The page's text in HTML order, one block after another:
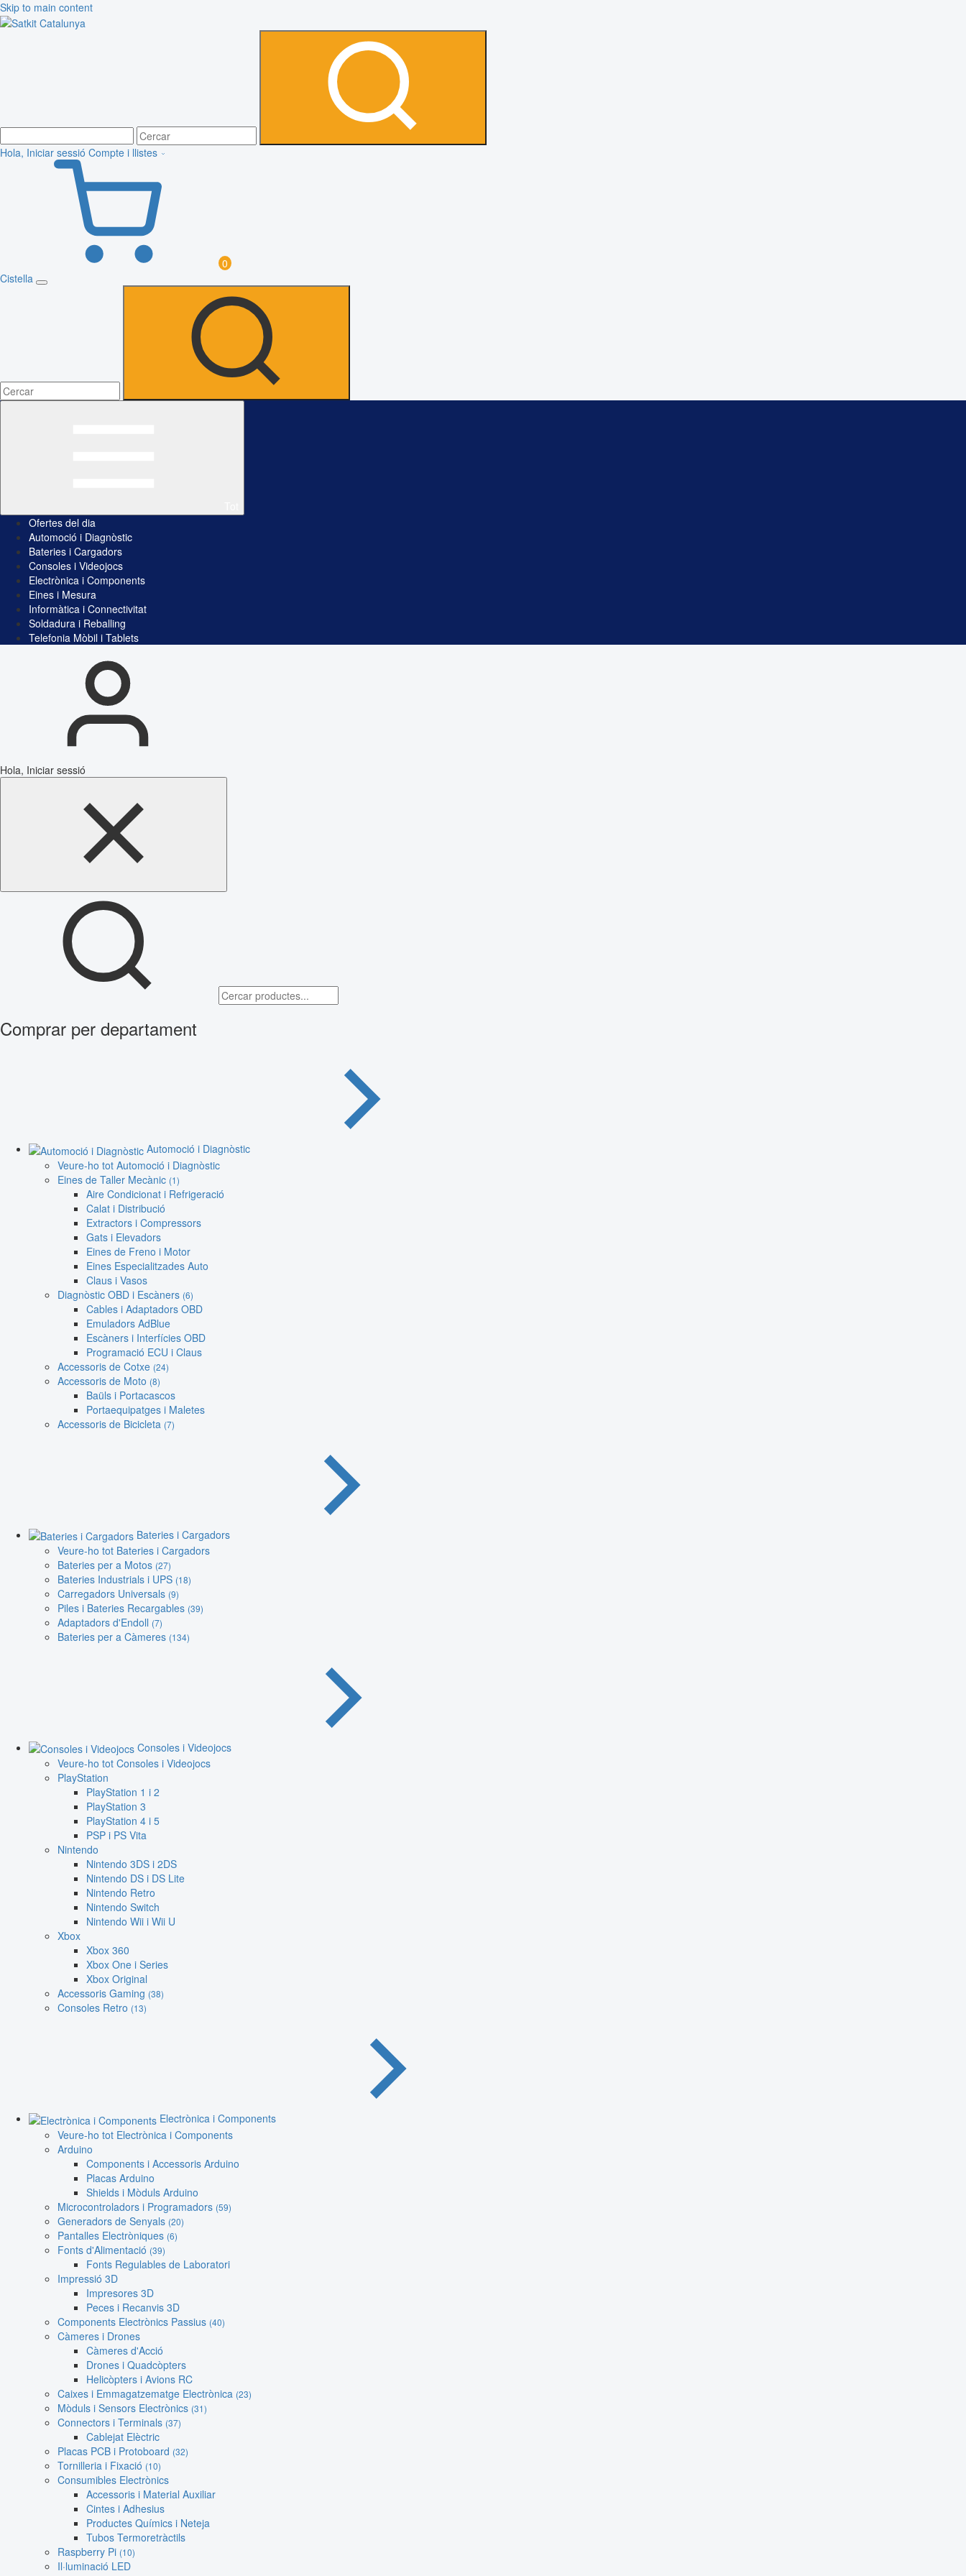
Skip to main content
Hola, Iniciar sessió Compte i llistes
0
Cistella
Ofertes del dia
Automoció i Diagnòstic
Bateries i Cargadors
Consoles i Videojocs
Electrònica i Components
Eines i Mesura
Informàtica i Connectivitat
Soldadura i Reballing
Telefonia Mòbil i Tablets
Hola, Iniciar sessió
Comprar per departament
Automoció i Diagnòstic
Veure-ho tot Automoció i Diagnòstic
Eines de Taller Mecànic (1)
Aire Condicionat i Refrigeració
Calat i Distribució
Extractors i Compressors
Gats i Elevadors
Eines de Freno i Motor
Eines Especialitzades Auto
Claus i Vasos
Diagnòstic OBD i Escàners (6)
Cables i Adaptadors OBD
Emuladors AdBlue
Escàners i Interfícies OBD
Programació ECU i Claus
Accessoris de Cotxe (24)
Accessoris de Moto (8)
Baüls i Portacascos
Portaequipatges i Maletes
Accessoris de Bicicleta (7)
Bateries i Cargadors
Veure-ho tot Bateries i Cargadors
Bateries per a Motos (27)
Bateries Industrials i UPS (18)
Carregadors Universals (9)
Piles i Bateries Recargables (39)
Adaptadors d'Endoll (7)
Bateries per a Càmeres (134)
Consoles i Videojocs
Veure-ho tot Consoles i Videojocs
PlayStation
PlayStation 1 i 2
PlayStation 3
PlayStation 4 i 5
PSP i PS Vita
Nintendo
Nintendo 3DS i 2DS
Nintendo DS i DS Lite
Nintendo Retro
Nintendo Switch
Nintendo Wii i Wii U
Xbox
Xbox 360
Xbox One i Series
Xbox Original
Accessoris Gaming (38)
Consoles Retro (13)
Electrònica i Components
Veure-ho tot Electrònica i Components
Arduino
Components i Accessoris Arduino
Placas Arduino
Shields i Mòduls Arduino
Microcontroladors i Programadors (59)
Generadors de Senyals (20)
Pantalles Electròniques (6)
Fonts d'Alimentació (39)
Fonts Regulables de Laboratori
Impressió 3D
Impresores 3D
Peces i Recanvis 3D
Components Electrònics Passius (40)
Càmeres i Drones
Càmeres d'Acció
Drones i Quadcòpters
Helicòpters i Avions RC
Caixes i Emmagatzematge Electrònica (23)
Mòduls i Sensors Electrònics (31)
Connectors i Terminals (37)
Cablejat Elèctric
Placas PCB i Protoboard (32)
Tornilleria i Fixació (10)
Consumibles Electrònics
Accessoris i Material Auxiliar
Cintes i Adhesius
Productes Químics i Neteja
Tubos Termoretràctils
Raspberry Pi (10)
Il·luminació LED